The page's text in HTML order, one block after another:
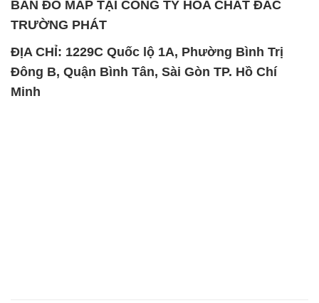
BẢN ĐỒ MAP TẠI CÔNG TY HÓA CHẤT ĐẮC
TRƯỜNG PHÁT
ĐỊA CHỈ: 1229C Quốc lộ 1A, Phường Bình Trị
Đông B, Quận Bình Tân, Sài Gòn TP. Hồ Chí
Minh